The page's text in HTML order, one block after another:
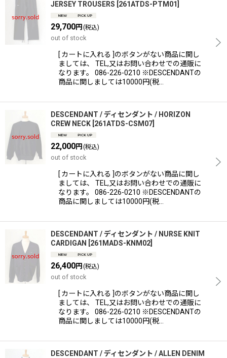
JERSEY TROUSERS 261ATDS-PTM01
29,700円 (税込)
out of stock
[ カートに入れる ]のボタンがない商品に関し
ましては、 TEL,又はお問い合わせでの通販に
なります。 086-226-0210 ※DESCENDANTの
商品に関しましては10000円(税…
DESCENDANT / ディセンダント / HORIZON
CREW NECK 261ATDS-CSM07
22,000円 (税込)
out of stock
[ カートに入れる ]のボタンがない商品に関し
ましては、 TEL,又はお問い合わせでの通販に
なります。 086-226-0210 ※DESCENDANTの
商品に関しましては10000円(税…
DESCENDANT / ディセンダント / NURSE KNIT
CARDIGAN
261MADS-KNM02
26,400円 (税込)
out of stock
[ カートに入れる ]のボタンがない商品に関し
ましては、 TEL,又はお問い合わせでの通販に
なります。 086-226-0210 ※DESCENDANTの
商品に関しましては10000円(税…
DESCENDANT / ディセンダント / ALLEN DENIM